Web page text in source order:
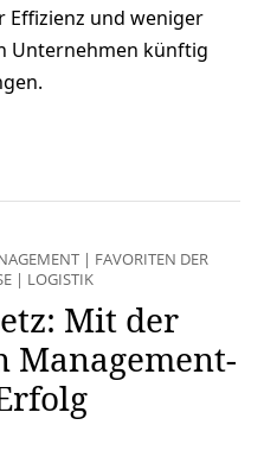
und weniger
Unternehmen künftig
| FAVORITEN DER
| LOGISTIK
Mit der
Management-